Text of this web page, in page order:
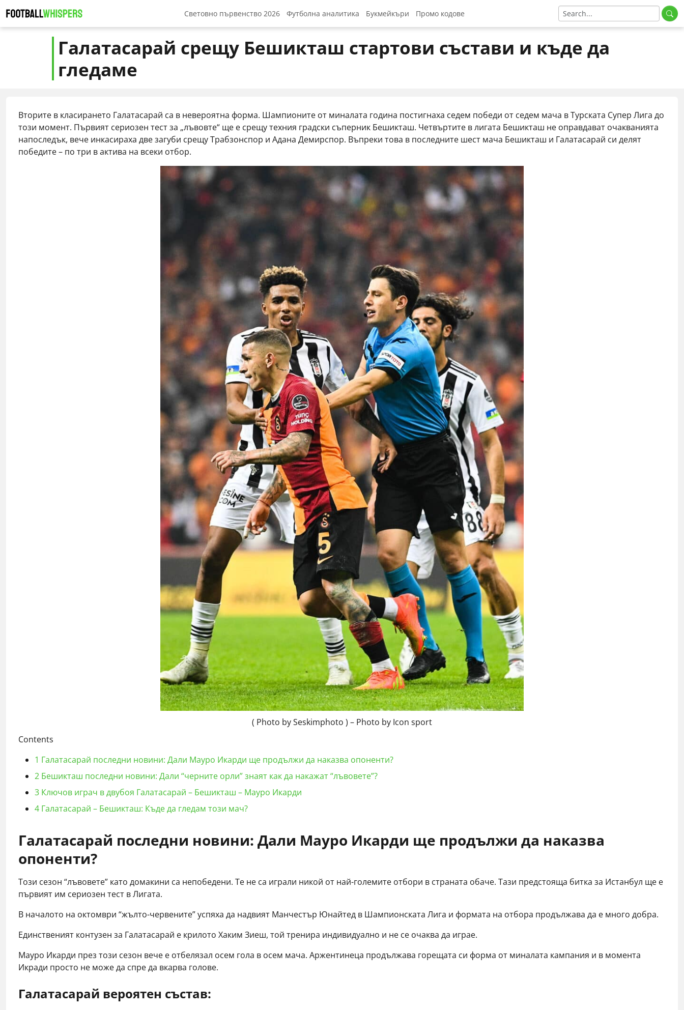
Световно първенство 2026
Как да залагаме на СП 2026
Класиране и прогнози групи
Футболна аналитика
Топ стадионите в България
Букмейкъри
Най-добрите приложения
Промо кодове
Winbet бонус код
Mr Bit промо код
Betano промо код
Галатасарай срещу Бешикташ стартови състави и къде да
гледаме
Вторите в класирането Галатасарай са в невероятна форма. Шампионите от миналата година постигнаха седем победи от седем мача в Турската Супер Лига до
този момент. Първият сериозен тест за „лъвовте“ ще е срещу техния градски съперник Бешикташ. Четвъртите в лигата Бешикташ не оправдават очакванията
напоследък, вече инкасираха две загуби срещу Трабзонспор и Адана Демирспор. Въпреки това в последните шест мача Бешикташ и Галатасарай си делят
победите – по три в актива на всеки отбор.
( Photo by Seskimphoto ) – Photo by Icon sport
Contents
1 Галатасарай последни новини: Дали Мауро Икарди ще продължи да наказва опоненти?
2 Бешикташ последни новини: Дали “черните орли” знаят как да накажат “лъвовете”?
3 Ключов играч в двубоя Галатасарай – Бешикташ – Мауро Икарди
4 Галатасарай – Бешикташ: Къде да гледам този мач?
Галатасарай последни новини: Дали Мауро Икарди ще продължи да наказва
опоненти?
Този сезон “лъвовете” като домакини са непобедени. Те не са играли никой от най-големите отбори в страната обаче. Тази предстояща битка за Истанбул ще е
първият им сериозен тест в Лигата.
В началото на октомври “жълто-червените” успяха да надвият Манчестър Юнайтед в Шампионската Лига и формата на отбора продължава да е много добра.
Единственият контузен за Галатасарай е крилото Хаким Зиеш, той тренира индивидуално и не се очаква да играе.
Мауро Икарди през този сезон вече е отбелязал осем гола в осем мача. Аржентинеца продължава горещата си форма от миналата кампания и в момента
Икради просто не може да спре да вкарва голове.
Галатасарай вероятен състав: